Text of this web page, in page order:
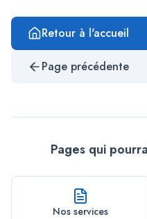
Retour à l'accueil
Page précédente
Pages qui
Nos services